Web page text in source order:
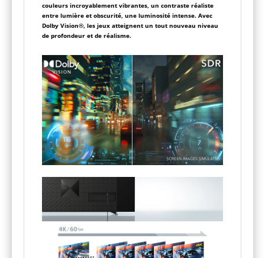
couleurs incroyablement vibrantes, un contraste réaliste
entre lumière et obscurité, une luminosité intense. Avec
Dolby Vision®, les jeux atteignent un tout nouveau niveau
de profondeur et de réalisme.